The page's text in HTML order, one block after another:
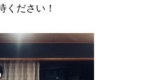
ください！